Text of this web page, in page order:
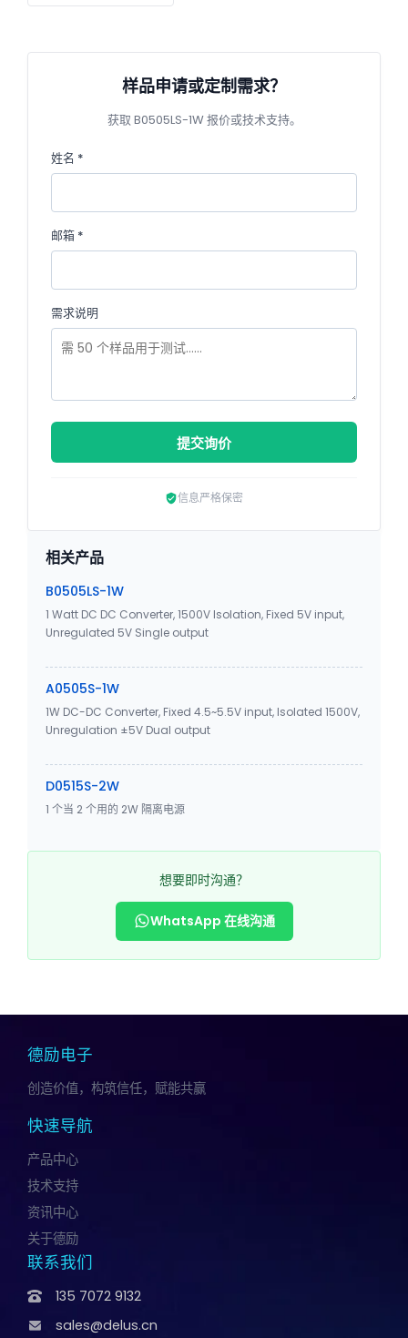
样品申请或定制需求？
获取 B0505LS-1W 报价或技术支持。
姓名 *
邮箱 *
需求说明
提交询价
信息严格保密
相关产品
B0505LS-1W
1 Watt DC DC Converter, 1500V Isolation, Fixed 5V input,
Unregulated 5V Single output
A0505S-1W
1W DC-DC Converter, Fixed 4.5~5.5V input, Isolated 1500V,
Unregulation ±5V Dual output
D0515S-2W
1 个当 2 个用的 2W 隔离电源
想要即时沟通？
WhatsApp 在线沟通
德励电子
创造价值，构筑信任，赋能共赢
快速导航
产品中心
技术支持
资讯中心
关于德励
联系我们
135 7072 9132
sales@delus.cn